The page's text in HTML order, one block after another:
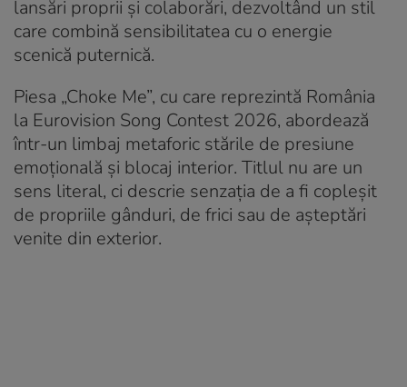
lansări proprii și colaborări, dezvoltând un stil
care combină sensibilitatea cu o energie
scenică puternică.
Piesa „Choke Me”, cu care reprezintă România
la Eurovision Song Contest 2026, abordează
într-un limbaj metaforic stările de presiune
emoțională și blocaj interior. Titlul nu are un
sens literal, ci descrie senzația de a fi copleșit
de propriile gânduri, de frici sau de așteptări
venite din exterior.